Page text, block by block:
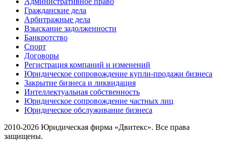
Гражданские дела
Арбитражные дела
Взыскание задолженности
Банкротство
Спорт
Договоры
Регистрация компаний и изменений
Юридическое сопровождение купли-продажи бизнеса
Закрытие бизнеса и ликвидация
Интеллектуальная собственность
Юридическое сопровождение частных лиц
Юридическое обслуживание бизнеса
2010-2026 Юридическая фирма «Двитекс». Все права
защищены.